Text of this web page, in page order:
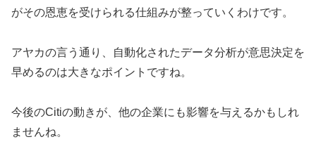
がその恩恵を受けられる仕組みが整っていくわけです。
アヤカの言う通り、自動化されたデータ分析が意思決定を
早めるのは大きなポイントですね。
今後のCitiの動きが、他の企業にも影響を与えるかもしれ
ませんね。